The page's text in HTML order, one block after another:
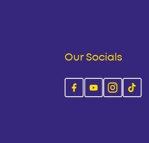
Our Socials